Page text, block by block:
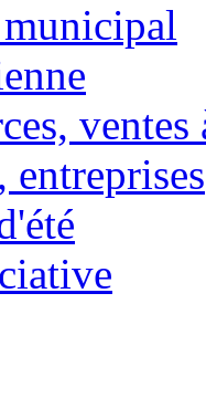
ventes
entreprises